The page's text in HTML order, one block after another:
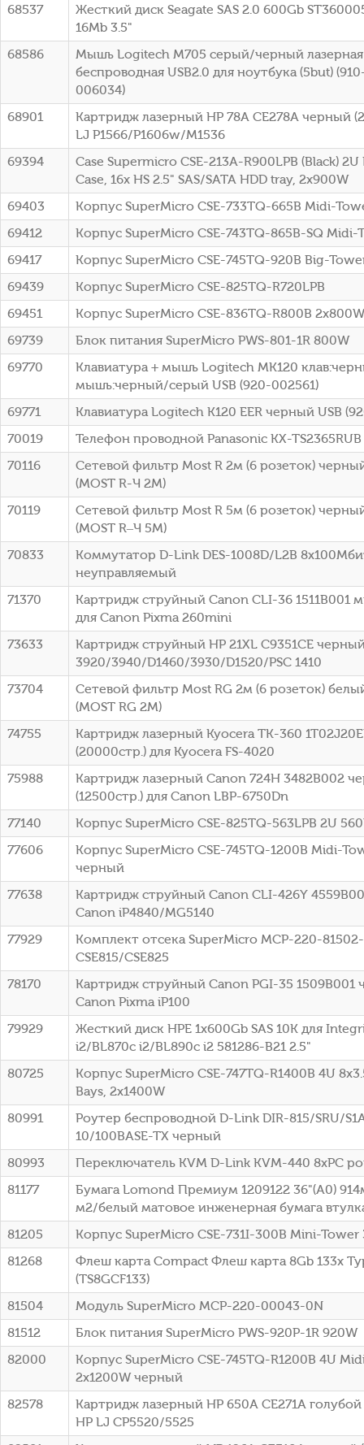
68537
Жесткий диск Seagate SAS 2.0 600Gb
16Mb 3.5"
68586
Мышь Logitech M705 серый/черный лазерная
беспроводная USB2.0 для ноутбука (5but)
006034)
68901
Картридж лазерный HP 78A CE278A черный
LJ P1566/P1606w/M1536
69394
Case Supermicro CSE-213A-R900LPB (Black)
Case, 16x HS 2.5" SAS/SATA HDD tray, 2x900W
69403
Корпус SuperMicro CSE-733TQ-665B Midi-
69412
Корпус SuperMicro CSE-743TQ-865B-SQ Midi-
69417
Корпус SuperMicro CSE-745TQ-920B Big-
69439
Корпус SuperMicro CSE-825TQ-R720LPB
69451
Корпус SuperMicro CSE-836TQ-R800B
69739
Блок питания SuperMicro PWS-801-1R 800W
69770
Клавиатура + мышь Logitech MK120
мышь:черный/серый USB (920-002561)
69771
Клавиатура Logitech K120 EER черный USB
70019
Телефон проводной Panasonic KX-
70116
Сетевой фильтр Most R 2м (6 розеток)
(МОSТ R-Ч 2М)
70119
Сетевой фильтр Most R 5м (6 розеток)
(МОSТ R–Ч 5М)
70833
Коммутатор D-Link DES-1008D/L2B
неуправляемый
71370
Картридж струйный Canon CLI-36 1511B001
для Canon Pixma 260mini
73633
Картридж струйный HP 21XL C9351CE
3920/3940/D1460/3930/D1520/PSC 1410
73704
Сетевой фильтр Most RG 2м (6 розеток)
(МОSТ RG 2М)
74755
Картридж лазерный Kyocera TK-360
(20000стр.) для Kyocera FS-4020
75988
Картридж лазерный Canon 724H 3482B002
(12500стр.) для Canon LBP-6750Dn
77140
Корпус SuperMicro CSE-825TQ-563LPB 2U
77606
Корпус SuperMicro CSE-745TQ-1200B Midi-
черный
77638
Картридж струйный Canon CLI-426Y
Canon iP4840/MG5140
77929
Комплект отсека SuperMicro MCP-220-
CSE815/CSE825
78170
Картридж струйный Canon PGI-35 1509B001
Canon Pixma iP100
79929
Жесткий диск HPE 1x600Gb SAS 10K для
i2/BL870c i2/BL890c i2 581286-B21 2.5"
80725
Корпус SuperMicro CSE-747TQ-R1400B 4U
Bays, 2x1400W
80991
Роутер беспроводной D-Link DIR-815/SRU/
10/100BASE-TX черный
80993
Переключатель KVM D-Link KVM-440 8xPC
81177
Бумага Lomond Премиум 1209122 36"(A0)
м2/белый матовое инженерная бумага
81205
Корпус SuperMicro CSE-731I-300B Mini-Tower
81268
Флеш карта Compact Флеш карта 8Gb 133x
(TS8GCF133)
81504
Модуль SuperMicro MCP-220-00043-0N
81512
Блок питания SuperMicro PWS-920P-1R 920W
82000
Корпус SuperMicro CSE-745TQ-R1200B 4U
2x1200W черный
82578
Картридж лазерный HP 650A CE271A голубой
HP LJ CP5520/5525